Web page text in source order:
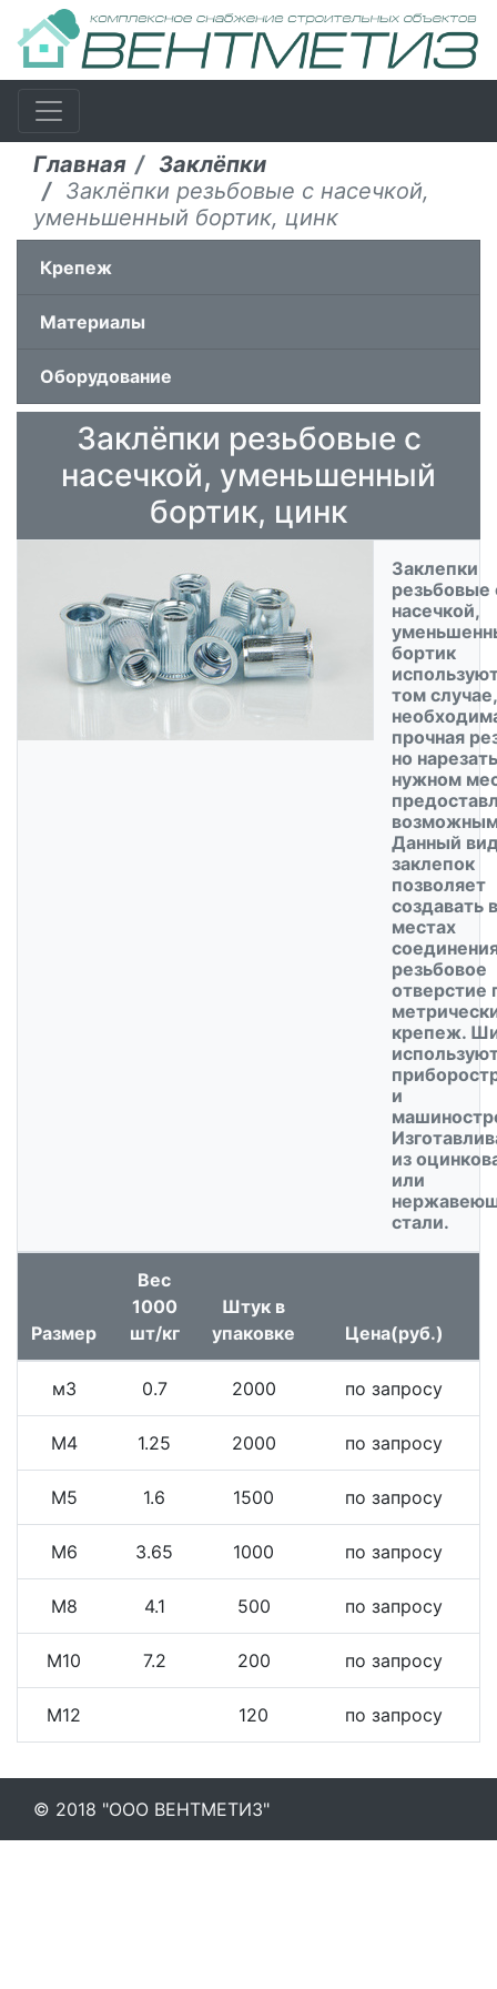
Главная
Заклёпки
Заклёпки резьбовые с насечкой,
уменьшенный бортик, цинк
Крепеж
Материалы
Оборудование
Заклёпки резьбовые с
насечкой, уменьшенный
бортик, цинк
Заклепки
резьбовые
насечкой,
бортик
том
прочная
но
нужном
Данный
заклепок
позволяет
создавать в
местах
резьбовое
отверстие
крепеж.
и
из
или
стали.
Размер
Вес
1000
шт/кг
Штук в
упаковке
Цена(руб.)
м3 0.7 2000 по запросу
М4 1.25 2000 по запросу
М5 1.6 1500 по запросу
М6 3.65 1000 по запросу
М8 4.1 500 по запросу
М10 7.2 200 по запросу
М12 120 по запросу
© 2018 "ООО ВЕНТМЕТИЗ"